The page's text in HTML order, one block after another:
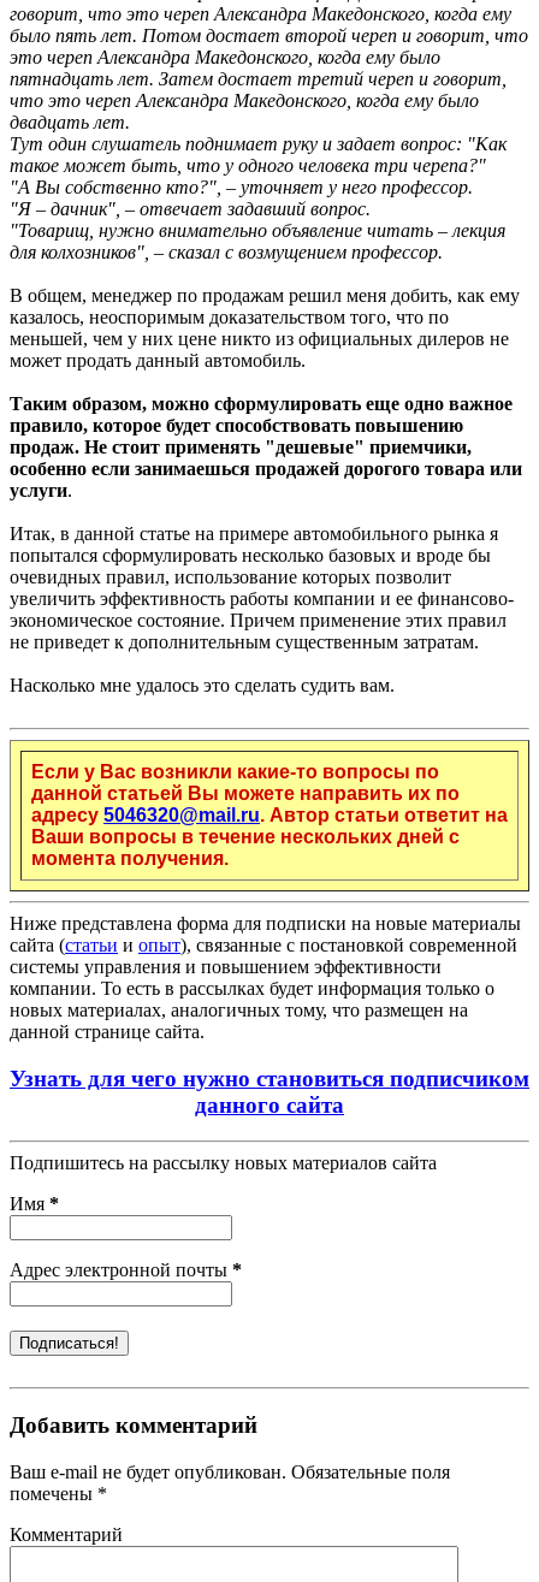
говорит, что это череп Александра Македонского, когда ему
было пять лет. Потом достает второй череп и говорит, что
это череп Александра Македонского, когда ему было
пятнадцать лет. Затем достает третий череп и говорит,
что это череп Александра Македонского, когда ему было
двадцать лет.
Тут один слушатель поднимает руку и задает вопрос: "Как
такое может быть, что у одного человека три черепа?"
"А Вы собственно кто?", – уточняет у него профессор.
"Я – дачник", – отвечает задавший вопрос.
"Товарищ, нужно внимательно объявление читать – лекция
для колхозников", – сказал с возмущением профессор.
В общем, менеджер по продажам решил меня добить, как ему
казалось, неоспоримым доказательством того, что по
меньшей, чем у них цене никто из официальных дилеров не
может продать данный автомобиль.
Таким образом, можно сформулировать еще одно важное
правило, которое будет способствовать повышению
продаж. Не стоит применять "дешевые" приемчики,
особенно если занимаешься продажей дорогого товара или
услуги.
Итак, в данной статье на примере автомобильного рынка я
попытался сформулировать несколько базовых и вроде бы
очевидных правил, использование которых позволит
увеличить эффективность работы компании и ее финансово-
экономическое состояние. Причем применение этих правил
не приведет к дополнительным существенным затратам.
Насколько мне удалось это сделать судить вам.
Если у Вас возникли какие-то вопросы по
данной статьей Вы можете направить их по
адресу 5046320@mail.ru. Автор статьи ответит на
Ваши вопросы в течение нескольких дней с
момента получения.
Ниже представлена форма для подписки на новые материалы
сайта (статьи и опыт), связанные с постановкой современной
системы управления и повышением эффективности
компании. То есть в рассылках будет информация только о
новых материалах, аналогичных тому, что размещен на
данной странице сайта.
Узнать для чего нужно становиться подписчиком
данного сайта
Подпишитесь на рассылку новых материалов сайта
Имя *
Адрес электронной почты *
Добавить комментарий
Ваш e-mail не будет опубликован. Обязательные поля
помечены *
Комментарий